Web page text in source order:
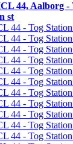
44, Aalborg -
st
44 - Tog
44 - Tog
44 - Tog
44 - Tog
44 - Tog
44 - Tog
44 - Tog
44 - Tog
44 - Tog
44 - Tog
44 - Tog